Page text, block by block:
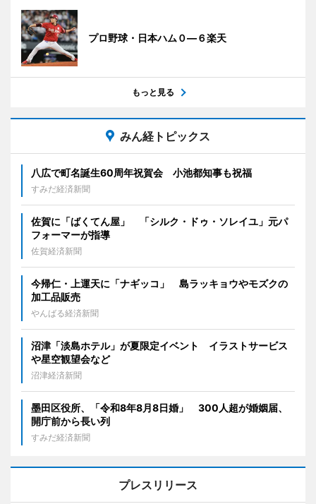
プロ野球・日本ハム０―６楽天
もっと見る
みん経トピックス
八広で町名誕生60周年祝賀会 小池都知事も祝福
すみだ経済新聞
佐賀に「ばくてん屋」 「シルク・ドゥ・ソレイユ」元パ
フォーマーが指導
佐賀経済新聞
今帰仁・上運天に「ナギッコ」 島ラッキョウやモズクの
加工品販売
やんばる経済新聞
沼津「淡島ホテル」が夏限定イベント イラストサービス
や星空観望会など
沼津経済新聞
墨田区役所、「令和8年8月8日婚」 300人超が婚姻届、
開庁前から長い列
すみだ経済新聞
プレスリリース